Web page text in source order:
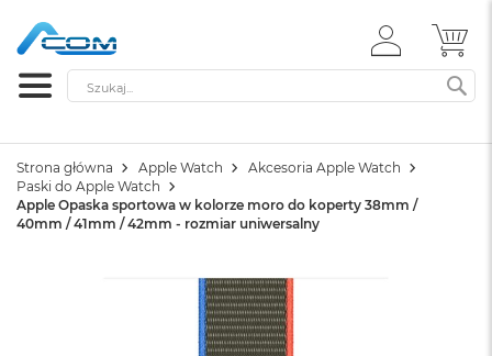
ZALOGUJ
SIĘ
Szukaj
Strona główna Apple Watch
Akcesoria Apple Watch
Paski do Apple Watch
Apple Opaska sportowa w kolorze moro do koperty 38mm /
40mm / 41mm / 42mm - rozmiar uniwersalny